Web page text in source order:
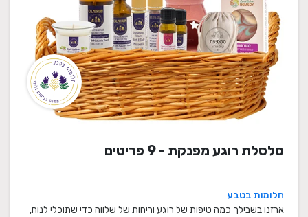
סלסלת רוגע מפנקת - 9 פריטים
חלומות בטבע
ארזנו בשבילך כמה טיפות של רוגע וריחות של שלווה כדי שתוכלי לנוח,